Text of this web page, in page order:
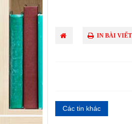
IN BÀI
Các tin khác